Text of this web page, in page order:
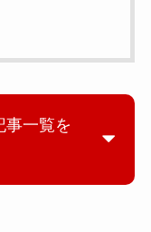
事一覧を